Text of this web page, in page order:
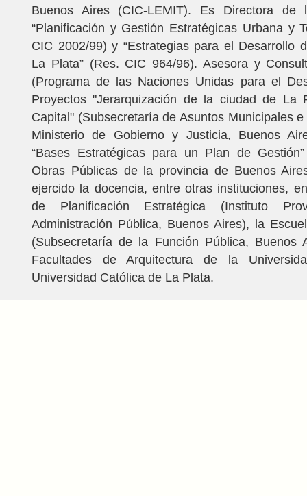
Buenos Aires (CIC-LEMIT). Es Directora de
“Planificación y Gestión Estratégicas Urbana y
CIC 2002/99) y “Estrategias para el Desarrollo
La Plata” (Res. CIC 964/96). Asesora y
(Programa de las Naciones Unidas para el
Proyectos "Jerarquización de la ciudad de La
Capital" (Subsecretaría de Asuntos Municipales
Ministerio de Gobierno y Justicia, Buenos
“Bases Estratégicas para un Plan de
Obras Públicas de la provincia de Buenos
ejercido la docencia, entre otras instituciones,
de Planificación Estratégica (Instituto
Administración Pública, Buenos Aires), la
(Subsecretaría de la Función Pública, Buenos
Facultades de Arquitectura de la
Universidad Católica de La Plata.